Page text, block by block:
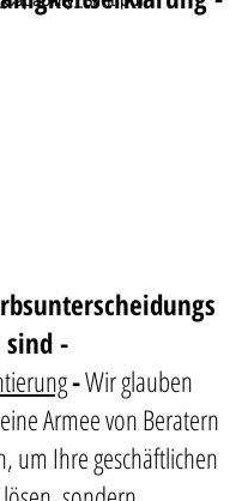
-
-Wir glauben
Armee von Beratern
um Ihre geschäftlichen